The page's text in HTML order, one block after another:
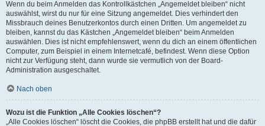
Wenn du beim Anmelden das Kontrollkästchen „Angemeldet bleiben“ nicht
auswählst, wirst du nur für eine Sitzung angemeldet. Dies verhindert den
Missbrauch deines Benutzerkontos durch einen Dritten. Um angemeldet zu
bleiben, kannst du das Kästchen „Angemeldet bleiben“ beim Anmelden
auswählen. Dies ist nicht empfehlenswert, wenn du dich an einem öffentlichen
Computer, zum Beispiel in einem Internetcafé, befindest. Wenn diese Option
nicht zur Verfügung steht, dann wurde sie vermutlich von der Board-
Administration ausgeschaltet.
Nach oben
Wozu ist die Funktion „Alle Cookies löschen“?
„Alle Cookies löschen“ löscht die Cookies, die phpBB erstellt hat und die dafür